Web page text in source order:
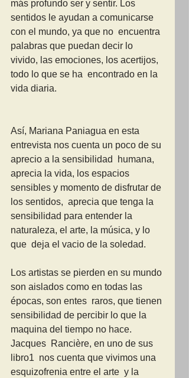
más profundo ser y sentir. Los
sentidos le ayudan a comunicarse
con el mundo, ya que no  encuentra
palabras que puedan decir lo
vivido, las emociones, los acertijos,
todo lo que se ha  encontrado en la
vida diaria.
Así, Mariana Paniagua en esta
entrevista nos cuenta un poco de su
aprecio a la sensibilidad  humana,
aprecia la vida, los espacios
sensibles y momento de disfrutar de
los sentidos,  aprecia que tenga la
sensibilidad para entender la
naturaleza, el arte, la música, y lo
que  deja el vacio de la soledad.
Los artistas se pierden en su mundo
son aislados como en todas las
épocas, son entes  raros, que tienen
sensibilidad de percibir lo que la
maquina del tiempo no hace.
Jacques  Rancière, en uno de sus
libro1  nos cuenta que vivimos una
esquizofrenia entre el arte  y la